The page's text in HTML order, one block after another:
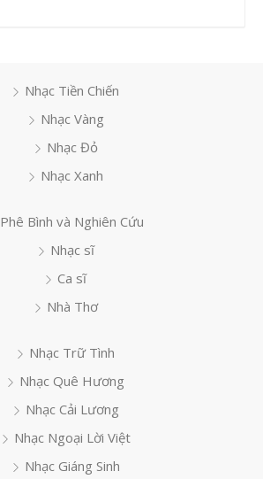
Nhạc Tiền Chiến
Nhạc Vàng
Nhạc Đỏ
Nhạc Xanh
Phê Bình và Nghiên Cứu
Nhạc sĩ
Ca sĩ
Nhà Thơ
Nhạc Trữ Tình
Nhạc Quê Hương
Nhạc Cải Lương
Nhạc Ngoại Lời Việt
Nhạc Giáng Sinh